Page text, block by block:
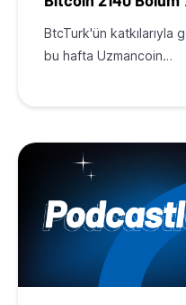
BtcTurk'ün katkılarıyla
bu hafta Uzmancoin…